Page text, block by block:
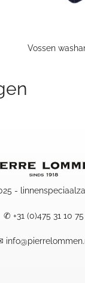
Vossen
-
✆ +31 (0)475 31 10 75